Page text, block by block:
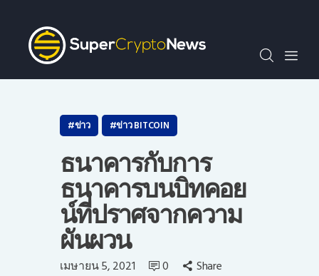
SCN30index
ข่าว
ถาม-ตอบ
ความรู้เบื้องต้น
ข่าวประชาสัมพันธ์
ไทย
ข่าว ข่าว BITCOIN
ธนาคารกับการ
ธนาคารบนบิทคอย
น์ที่ปราศจากความ
ผันผวน
เมษายน 5, 2021 0 Share